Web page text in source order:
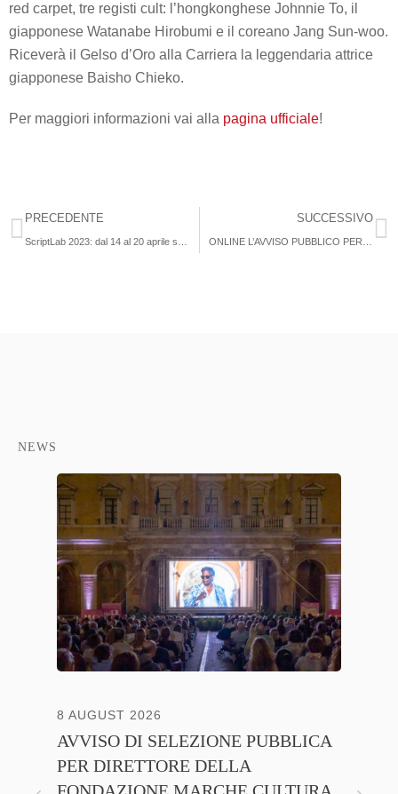
red carpet, tre registi cult: l’hongkonghese Johnnie To, il
giapponese Watanabe Hirobumi e il coreano Jang Sun-woo.
Riceverà il Gelso d’Oro alla Carriera la leggendaria attrice
giapponese Baisho Chieko.
Per maggiori informazioni vai alla pagina ufficiale!
PRECEDENTE SUCCESSIVO
NEWS
8 AUGUST 2026
AVVISO DI SELEZIONE PUBBLICA
PER DIRETTORE DELLA